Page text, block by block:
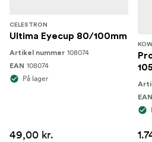
CELESTRON
Ultima Eyecup 80/100mm
Artikel nummer 108074
EAN 108074
På lager
49,00 kr.
EAN